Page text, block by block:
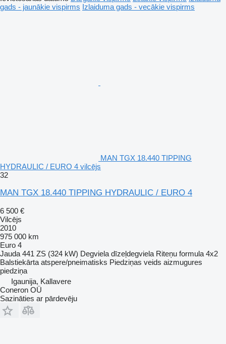
gads - jaunākie vispirms Izlaiduma gads - vecākie vispirms
MAN TGX 18.440 TIPPING
HYDRAULIC / EURO 4 vilcējs
32
MAN TGX 18.440 TIPPING HYDRAULIC / EURO 4
6 500 €
Vilcējs
2010
975 000 km
Euro 4
Jauda 441 ZS (324 kW) Degviela dīzeļdegviela Riteņu formula 4x2
Balstiekārta atspere/pneimatisks Piedziņas veids aizmugures
piedziņa
Igaunija, Kallavere
Coneron OÜ
Sazināties ar pārdevēju